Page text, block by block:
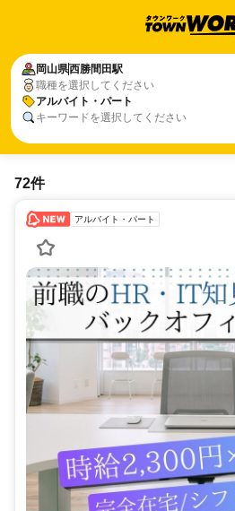
岡山県西勝間田駅
職種を選択してください
アルバイト・パート
キーワードを選択してください
72件
アルバイト・パート